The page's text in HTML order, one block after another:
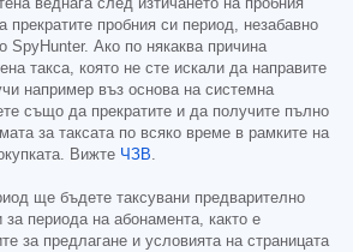
веднага след изтичането на пробния
прекратите пробния си период, незабавно
SpyHunter. Ако по някаква причина
такса, която не сте искали да направите
например въз основа на системна
също да прекратите и да получите пълно
за таксата по всяко време в рамките на
Вижте ЧЗВ.
ще бъдете таксувани предварително
за периода на абонамента, както е
за предлагане и условията на страницата